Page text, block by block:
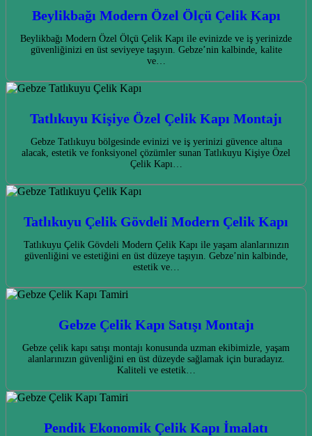
Beylikbağı Modern Özel Ölçü Çelik Kapı
Beylikbağı Modern Özel Ölçü Çelik Kapı ile evinizde ve iş yerinizde
güvenliğinizi en üst seviyeye taşıyın. Gebze’nin kalbinde, kalite
ve…
Tatlıkuyu Kişiye Özel Çelik Kapı Montajı
Gebze Tatlıkuyu bölgesinde evinizi ve iş yerinizi güvence altına
alacak, estetik ve fonksiyonel çözümler sunan Tatlıkuyu Kişiye Özel
Çelik Kapı…
Tatlıkuyu Çelik Gövdeli Modern Çelik Kapı
Tatlıkuyu Çelik Gövdeli Modern Çelik Kapı ile yaşam alanlarınızın
güvenliğini ve estetiğini en üst düzeye taşıyın. Gebze’nin kalbinde,
estetik ve…
Gebze Çelik Kapı Satışı Montajı
Gebze çelik kapı satışı montajı konusunda uzman ekibimizle, yaşam
alanlarınızın güvenliğini en üst düzeyde sağlamak için buradayız.
Kaliteli ve estetik…
Pendik Ekonomik Çelik Kapı İmalatı